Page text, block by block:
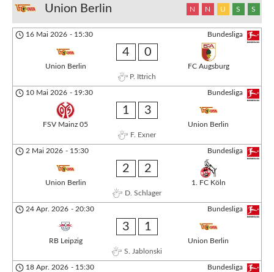
Union Berlin N N U S S
Bundesliga
16 Mai 2026 - 15:30
Union Berlin
4 0
FC Augsburg
P. Ittrich
Bundesliga
10 Mai 2026 - 19:30
FSV Mainz 05
1 3
Union Berlin
F. Exner
Bundesliga
2 Mai 2026 - 15:30
Union Berlin
2 2
1. FC Köln
D. Schlager
Bundesliga
24 Apr. 2026 - 20:30
RB Leipzig
3 1
Union Berlin
S. Jablonski
Bundesliga
18 Apr. 2026 - 15:30